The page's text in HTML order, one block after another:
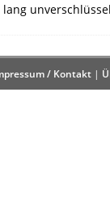
lang
/ Kontakt |